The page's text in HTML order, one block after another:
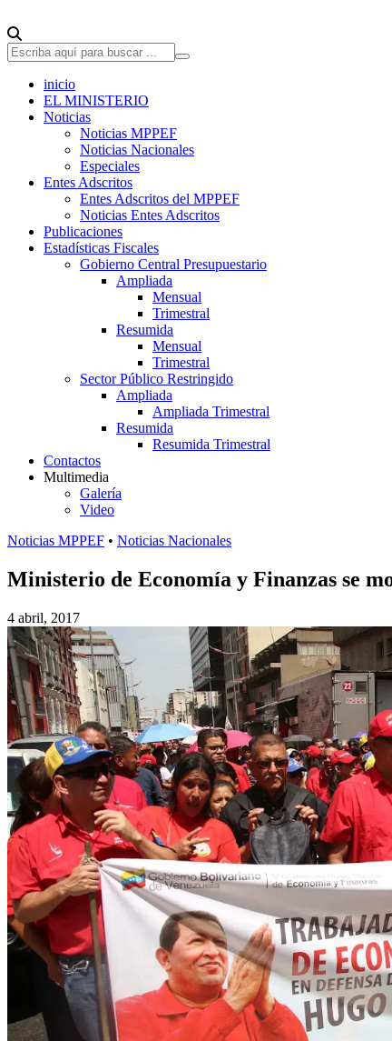
inicio
EL MINISTERIO
Noticias
Noticias MPPEF
Noticias Nacionales
Especiales
Entes Adscritos
Entes Adscritos del MPPEF
Noticias Entes Adscritos
Publicaciones
Estadísticas Fiscales
Gobierno Central Presupuestario
Ampliada
Mensual
Trimestral
Resumida
Mensual
Trimestral
Sector Público Restringido
Ampliada
Ampliada Trimestral
Resumida
Resumida Trimestral
Contactos
Multimedia
Galería
Video
Noticias MPPEF • Noticias Nacionales
Ministerio de Economía y Finanzas se
4 abril, 2017